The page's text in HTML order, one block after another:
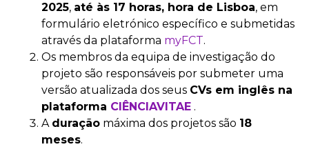
2025, até às 17 horas, hora de Lisboa, em
formulário eletrónico específico e submetidas
através da plataforma myFCT.
Os membros da equipa de investigação do
projeto são responsáveis por submeter uma
versão atualizada dos seus CVs em inglês na
plataforma CIÊNCIAVITAE .
A duração máxima dos projetos são 18
meses.